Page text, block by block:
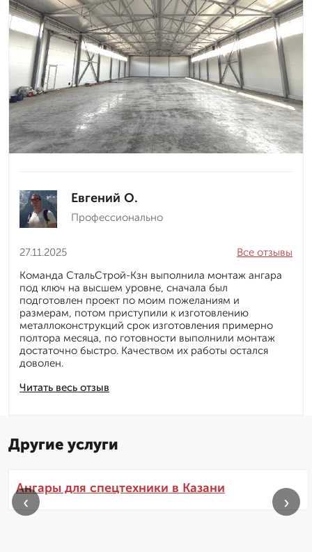
Евгений О.
Профессионально
27.11.2025
Читать весь отзыв
Все отзывы
Команда СтальСтрой-Кзн выполнила монтаж ангара
под ключ на высшем уровне, сначала был
подготовлен проект по моим пожеланиям и
размерам, потом приступили к изготовлению
металлоконструкций срок изготовления примерно
полтора месяца, по готовности выполнили монтаж
достаточно быстро. Качеством их работы остался
доволен.
Другие услуги
Ангары для спецтехники в Казани
‹ ›